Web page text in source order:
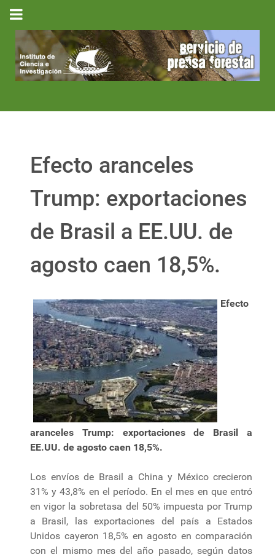
Efecto aranceles
Trump: exportaciones
de Brasil a EE.UU. de
agosto caen 18,5%.
Efecto
aranceles Trump: exportaciones de Brasil a
EE.UU. de agosto caen 18,5%.
Los envíos de Brasil a China y México crecieron
31% y 43,8% en el período. En el mes en que entró
en vigor la sobretasa del 50% impuesta por Trump
a Brasil, las exportaciones del país a Estados
Unidos cayeron 18,5% en agosto en comparación
con el mismo mes del año pasado, según datos